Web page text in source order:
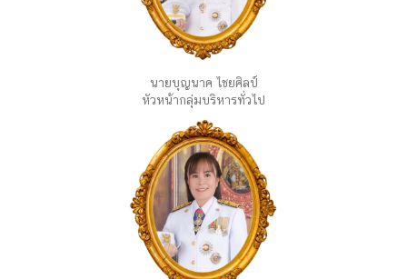
นายบุญนาค ไชยศิลป์
หัวหน้ากลุ่มบริหารทั่วไป